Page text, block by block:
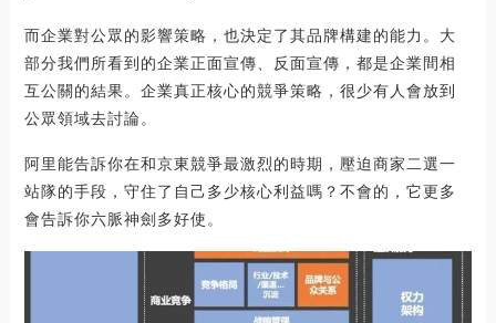
而企業對公眾的影響策略，也決定了其品牌構建的能力。大
部分我們所看到的企業正面宣傳、反面宣傳，都是企業間相
互公關的結果。企業真正核心的競爭策略，很少有人會放到
公眾領域去討論。
阿里能告訴你在和京東競爭最激烈的時期，壓迫商家二選一
站隊的手段，守住了自己多少核心利益嗎？不會的，它更多
會告訴你六脈神劍多好使。